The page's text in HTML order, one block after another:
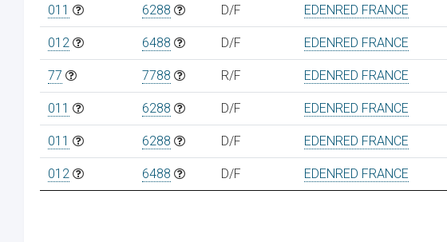
011 6288 D/F EDENRED FRANCE
012 6488 D/F EDENRED FRANCE
77 7788 R/F EDENRED FRANCE
011 6288 D/F EDENRED FRANCE
011 6288 D/F EDENRED FRANCE
012 6488 D/F EDENRED FRANCE